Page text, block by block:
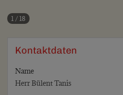
1 /18
Kontaktdaten
Name
Herr Bülent Tanis